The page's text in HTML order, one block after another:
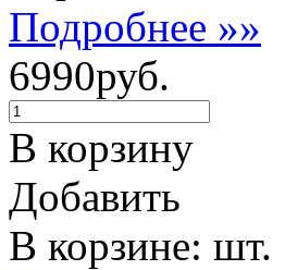
Подробнее »»
6990руб.
В корзину
Добавить
В корзине: шт.